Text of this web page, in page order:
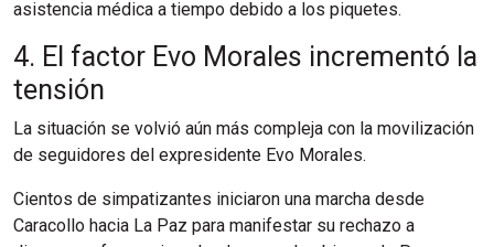
asistencia médica a tiempo debido a los piquetes.
4. El factor Evo Morales incrementó la
tensión
La situación se volvió aún más compleja con la movilización
de seguidores del expresidente Evo Morales.
Cientos de simpatizantes iniciaron una marcha desde
Caracollo hacia La Paz para manifestar su rechazo a